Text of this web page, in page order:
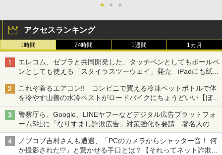
● ● ●
アクセスランキング
1時間 24時間 1週間 1カ月
エレコム、ゼブラと共同開発した、タッチペンとしてもボールペ
ンとしても使える「スタイラスツーウェイ」発売 iPadにも紙に
も、持ち替えずに書き込める
これぞ着るエアコン!! コンビニで買える冷凍ペットボトルで体
を冷やす山善の水冷ベストがロードバイクにちょうどいい【ぼっ
ち・ざ・ろーど！その14】【空いた時間でなにしてる？】
警察庁ら、Google、LINEヤフーなどデジタル広告プラットフォ
ーム5社に「なりすまし詐欺広告」対策強化を要請 著名人の写
真や映像を使った投資詐欺などへの対策として
ノブコブ吉村さんも遭遇、「PCのカメラからシャッター音！ 何
か撮影された!?」と驚かせる手口とは？【それってネット詐欺で